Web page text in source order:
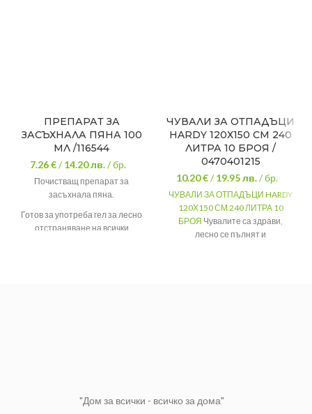
ПРЕПАРАТ ЗА
ЗАСЪХНАЛА ПЯНА 100
МЛ /116544
7.26 €/14.20лв./ бр.
Почистващ препарат за
засъхнала пяна.
Готов за употреба гел за лесно
отстраняване на всички
ЧУВАЛИ ЗА ОТПАДЪЦИ
HARDY 120Х150 СМ 240
ЛИТРА 10 БРОЯ /
0470401215
10.20 €/19.95лв./ бр.
ЧУВАЛИ ЗА ОТПАДЪЦИ HARDY
120Х150 СМ 240 ЛИТРА 10
БРОЯ Чувалите са здрави,
лесно се пълнят и
"Дом за всички - всичко за дома"